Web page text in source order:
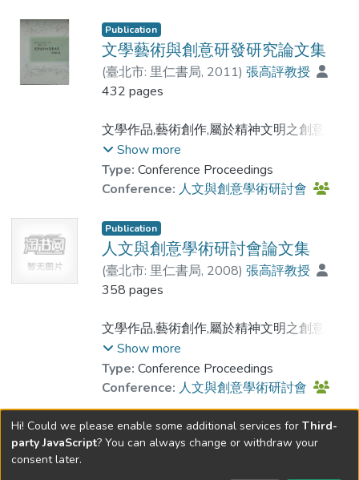
Publication
文學藝術與創意研發研究論文集
(臺北市: 里仁書局, 2011) 張高評教授
432 pages
文學作品,藝術創作,屬於精神文明之創意結
晶,與工商產品之製作與生產,或相近或相通,
都極重視創意研發,與品牌特色.筆者有感於
科技源於人性,創意來自人文,企圖提煉文學
與方法,於是提出文藝典範與創意研發研究計
畫,納入本校發展國際一流大學及頂尖研究中
心計畫中執行.為與學界切磋交流,集思廣益,
乃於2007年6月23日,舉辦第二屆人文與創
系所的學者,共發表15篇論文,分別從詩,詞,散
文,辭賦,戲劇,小說,史傳,小品,視覺藝術,藝術
美學方面,研發創意.希望從古今中外之文學
藝術作品中,研發人文之創意,以提供或轉介
給工商界,作為經營管理,產品開發之參考或
Show more
Type: Conference Proceedings
Conference: 人文與創意學術研討會
Publication
人文與創意學術研討會論文集
(臺北市: 里仁書局, 2008) 張高評教授
358 pages
文學作品,藝術創作,屬於精神文明之創意結
晶,與工商產品之製作與生產,或相近或相通,
都極重視創意研發,與品牌特色.筆者有感於
科技源於人性,創意來自人文,企圖提煉文學
藝術之創意,淬取其中創意之原則,要領,策略,
與方法,於是提出文藝典範與創意研發研究計
畫,納入本校發展國際一流大學及頂尖研究中
Show more
Type: Conference Proceedings
Conference: 人文與創意學術研討會
Hi! Could we please enable some additional services for Third-
party JavaScript? You can always change or withdraw your
consent later.